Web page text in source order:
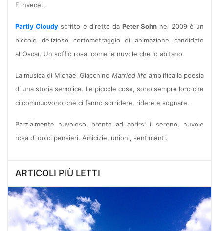
E invece…
Partly Cloudy scritto e diretto daPeter Sohn nel 2009 è un
piccolo delizioso cortometraggio di animazione candidato
all’Oscar. Un soffio rosa, come le nuvole che lo abitano.
La musica di Michael Giacchino Married life amplifica la poesia
di una storia semplice. Le piccole cose, sono sempre loro che
ci commuovono che ci fanno sorridere, ridere e sognare.
Parzialmente nuvoloso, pronto ad aprirsi il sereno, nuvole
rosa di dolci pensieri. Amicizie, unioni, sentimenti.
ARTICOLI PIÙ LETTI